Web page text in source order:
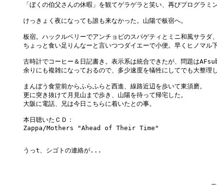
「ぼくの伯父さんの休暇」を観てゲラゲラと笑い、再びプログラミ
けっきょく夜になっても誰も来なかった。山陽で板宿へ。
板宿。ハックルベリーでアンチョビのスパゲティとミニ和風サラダ
ちょっと食い足りんなーと言いつつダイエーで小便。早くヒノマル
古時計でコーヒー＆日記書き。表示系は統合できたが、問題は
余りにも複雑になっておるので、多少速度を犠牲にしてでも大整理
まんぼう食堂前からふらふらと西進、線路近辺を歩いて東須磨。
更に突き抜けて月見山まで歩き、山陽を待って帰宅した。
大阪に電話、兄は今日こちらに着いたとの事。
本日聴いたＣＤ：
Zappa/Mothers "Ahead of Their Time"
うっt、シゴトの連絡が...